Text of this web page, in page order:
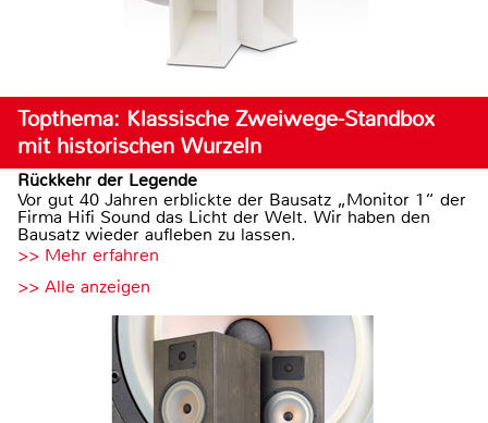
Topthema: Klassische Zweiwege-Standbox
mit historischen Wurzeln
Rückkehr der Legende
Vor gut 40 Jahren erblickte der Bausatz „Monitor 1“ der
Firma Hifi Sound das Licht der Welt. Wir haben den
Bausatz wieder aufleben zu lassen.
>> Mehr erfahren
>> Alle anzeigen